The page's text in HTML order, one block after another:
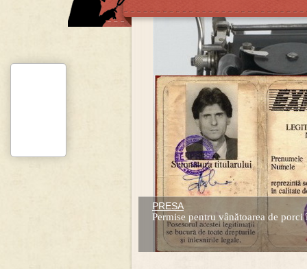
PRESA
Permise pentru vânătoarea de
Prima mea carte publicata (Nemira)
Averea Presedintelui: prima lucrare